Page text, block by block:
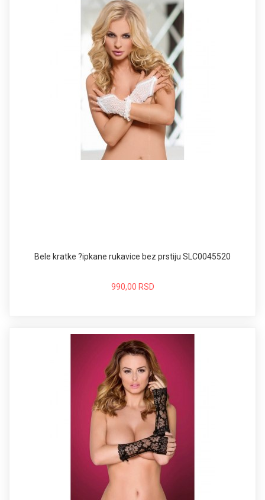
Bele kratke ?ipkane rukavice bez prstiju SLC0045520
990,00 RSD